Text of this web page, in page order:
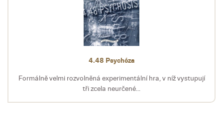
4.48 Psychóza
Formálně velmi rozvolněná experimentální hra, v níž vystupují
tři zcela neurčené...